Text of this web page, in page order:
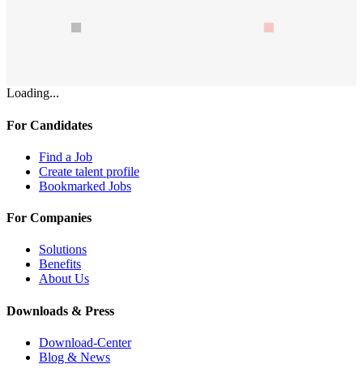
Loading...
For Candidates
Find a Job
Create talent profile
Bookmarked Jobs
For Companies
Solutions
Benefits
About Us
Downloads & Press
Download-Center
Blog & News